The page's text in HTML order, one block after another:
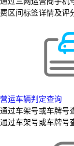
费区间标签详情及评
营运车辆判定查询
通过车架号或车牌号
通过车架号或车牌号